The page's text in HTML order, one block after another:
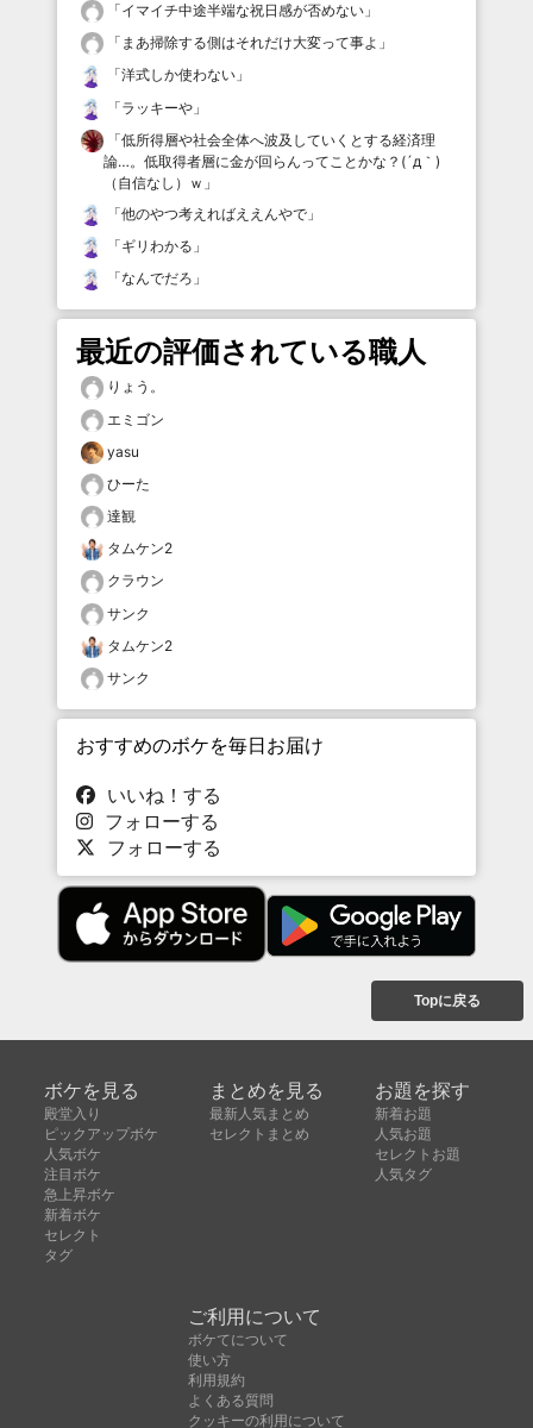
「イマイチ中途半端な祝日感が否めない 」
「 まあ掃除する側はそれだけ大変って事よ 」
「洋式しか使わない 」
「ラッキーや 」
「低所得層や社会全体へ波及していくとする経済理
論…。低取得者層に金が回らんってことかな？(´д｀)
（自信なし）ｗ 」
「他のやつ考えればええんやで 」
「ギリわかる 」
「なんでだろ 」
最近の評価されている職人
りょう。
エミゴン
yasu
ひーた
達観
タムケン2
クラウン
サンク
タムケン2
サンク
おすすめのボケを毎日お届け
いいね！する
フォローする
フォローする
Topに戻る
ボケを見る
殿堂入り
ピックアップボケ
人気ボケ
注目ボケ
急上昇ボケ
新着ボケ
セレクト
タグ
まとめを見る
最新人気まとめ
セレクトまとめ
お題を探す
新着お題
人気お題
セレクトお題
人気タグ
ご利用について
ボケてについて
使い方
利用規約
よくある質問
クッキーの利用について